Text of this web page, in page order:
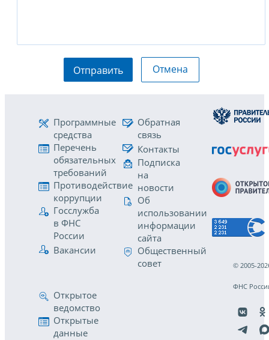
Отправить Отмена
Программные
средства
Перечень
обязательных
требований
Противодействие
коррупции
Госслужба
в ФНС
России
Вакансии
Обратная
связь
Контакты
Подписка
на
новости
Об
использовании
информации
сайта
Общественный
совет
Открытое
ведомство
Открытые
данные
© 2005-
ФНС